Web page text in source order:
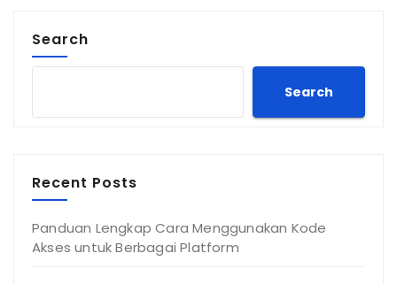
Search
Search
Recent Posts
Panduan Lengkap Cara Menggunakan Kode
Akses untuk Berbagai Platform